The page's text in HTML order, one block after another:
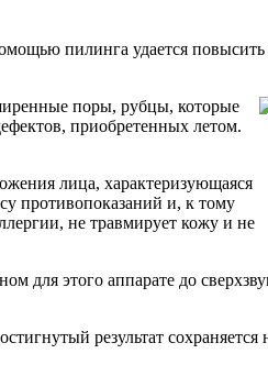
пилинга удается повысить
поры, рубцы, которые
приобретенных летом.
лица, характеризующаяся
противопоказаний и, к тому
не травмирует кожу и не
для этого аппарате до
результат сохраняется